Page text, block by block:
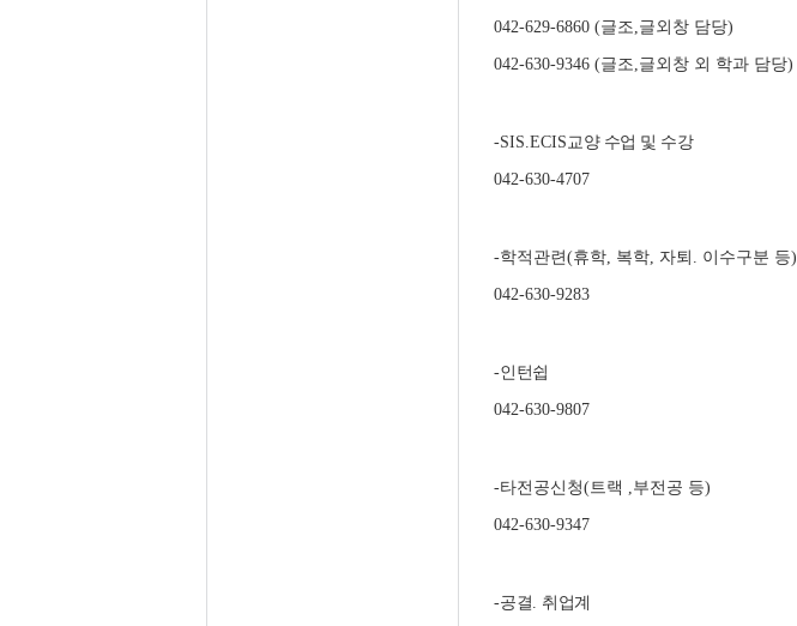
042-629-6860 (글조 글외창 담당)
042-630-9346 (글조 글외창 외 학과 담당)
-SIS.ECIS 교양 수업 및 수강
042-630-4707
-학적관련(휴학 복학 자퇴 이수구분 등)
042-630-9283
-인턴쉽
042-630-9807
-타전공신청(트랙 부전공 등)
042-630-9347
-공결 취업계